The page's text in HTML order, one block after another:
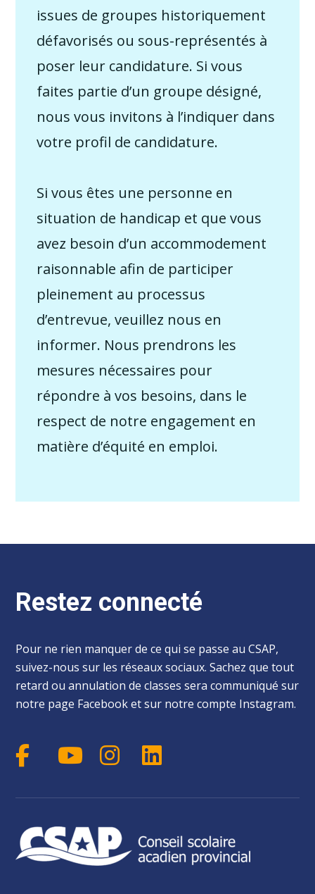
issues de groupes historiquement
défavorisés ou sous-représentés à
poser leur candidature. Si vous
faites partie d’un groupe désigné,
nous vous invitons à l’indiquer dans
votre profil de candidature.
Si vous êtes une personne en
situation de handicap et que vous
avez besoin d’un accommodement
raisonnable afin de participer
pleinement au processus
d’entrevue, veuillez nous en
informer. Nous prendrons les
mesures nécessaires pour
répondre à vos besoins, dans le
respect de notre engagement en
matière d’équité en emploi.
Restez connecté
Pour ne rien manquer de ce qui se passe au CSAP,
suivez-nous sur les réseaux sociaux. Sachez que tout
retard ou annulation de classes sera communiqué sur
notre page Facebook et sur notre compte Instagram.